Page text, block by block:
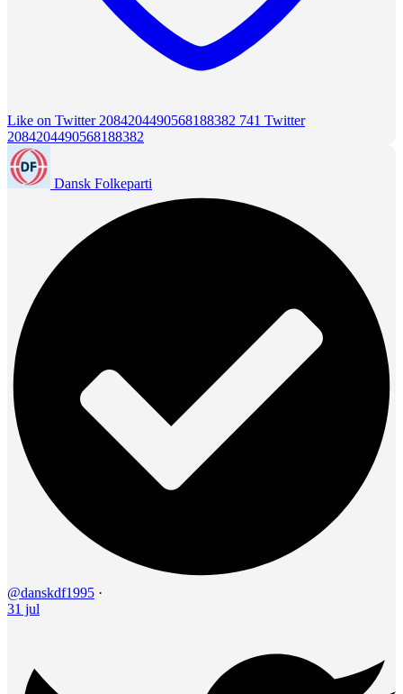
Like on Twitter 2084204490568188382 741 Twitter
2084204490568188382
Dansk Folkeparti
@danskdf1995 ·
31 jul